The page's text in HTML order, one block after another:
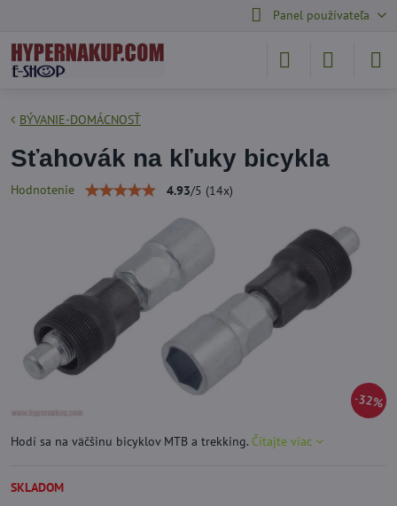
Panel používateľa
32%
BÝVANIE-DOMÁCNOSŤ
Sťahovák na kľuky bicykla
Hodnotenie 4.93/5 (14x)
Hodí sa na väčšinu bicyklov MTB a trekking. Čítajte viac
SKLADOM